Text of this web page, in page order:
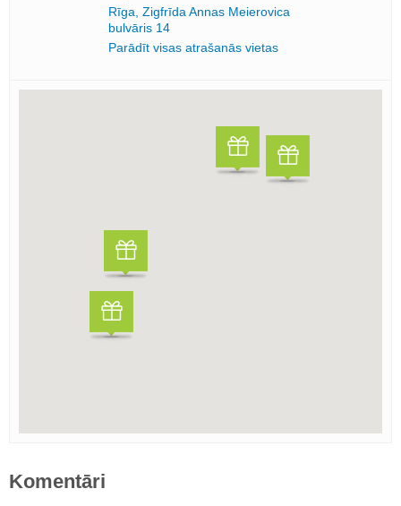
Rīga, Zigfrīda Annas Meierovica
bulvāris 14
Parādīt visas atrašanās vietas
Komentāri